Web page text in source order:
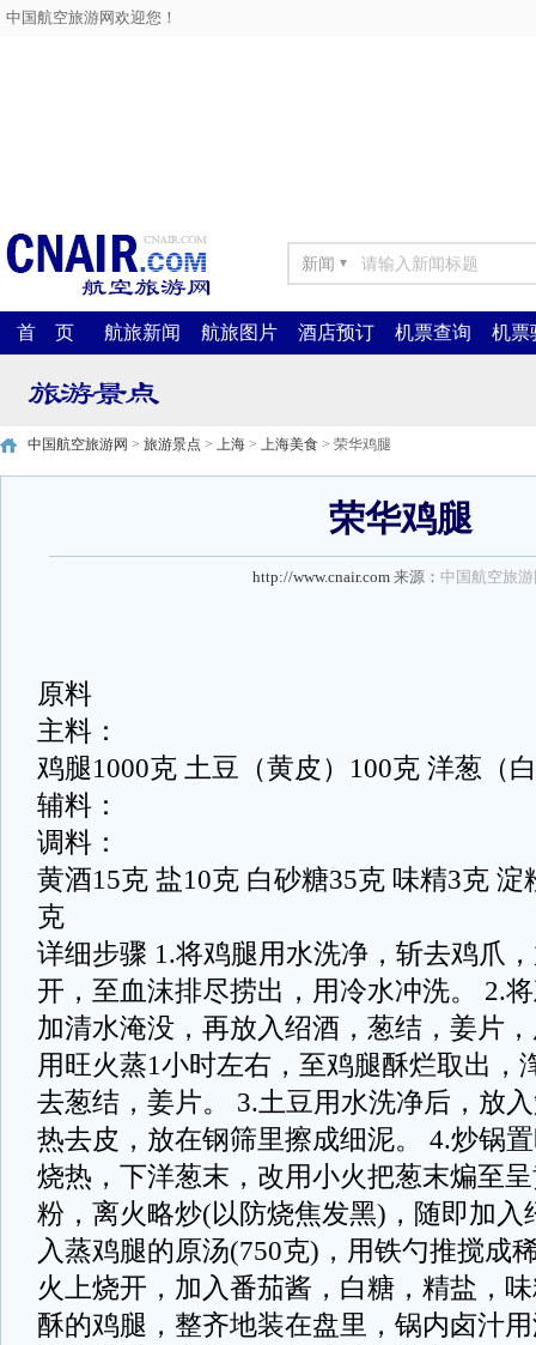
中国航空旅游网欢迎您！
新闻 ▼
首 页 航旅新闻 航旅图片 酒店预订 机票查询 机票
中国航空旅游网 > 旅游景点 > 上海 > 上海美食 > 荣华鸡腿
荣华鸡腿
http://www.cnair.com 来源： 中国航空旅
原料
主料：
鸡腿1000克 土豆（黄皮）100克 洋葱（
辅料：
调料：
黄酒15克 盐10克 白砂糖35克 味精3克 淀
克
详细步骤 1.将鸡腿用水洗净，斩去鸡爪
开，至血沫排尽捞出，用冷水冲洗。 2.
加清水淹没，再放入绍酒，葱结，姜片
用旺火蒸1小时左右，至鸡腿酥烂取出，
去葱结，姜片。 3.土豆用水洗净后，放
热去皮，放在钢筛里擦成细泥。 4.炒锅
烧热，下洋葱末，改用小火把葱末煸至
粉，离火略炒(以防烧焦发黑)，随即加入
入蒸鸡腿的原汤(750克)，用铁勺推搅成
火上烧开，加入番茄酱，白糖，精盐，
酥的鸡腿，整齐地装在盘里，锅内卤汁